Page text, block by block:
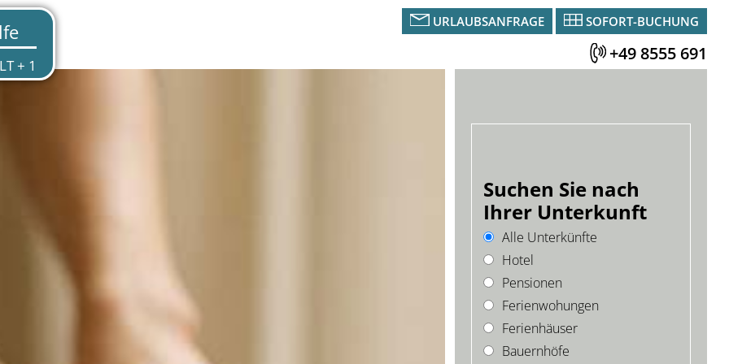
URLAUBSANFRAGE SOFORT-BUCHUNG
+49 8555 691
Suchen Sie nach
Ihrer Unterkunft
Alle Unterkünfte
Hotel
Pensionen
Ferienwohungen
Ferienhäuser
Bauernhöfe